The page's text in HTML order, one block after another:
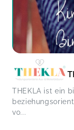
THEKLA ist ein
vo...